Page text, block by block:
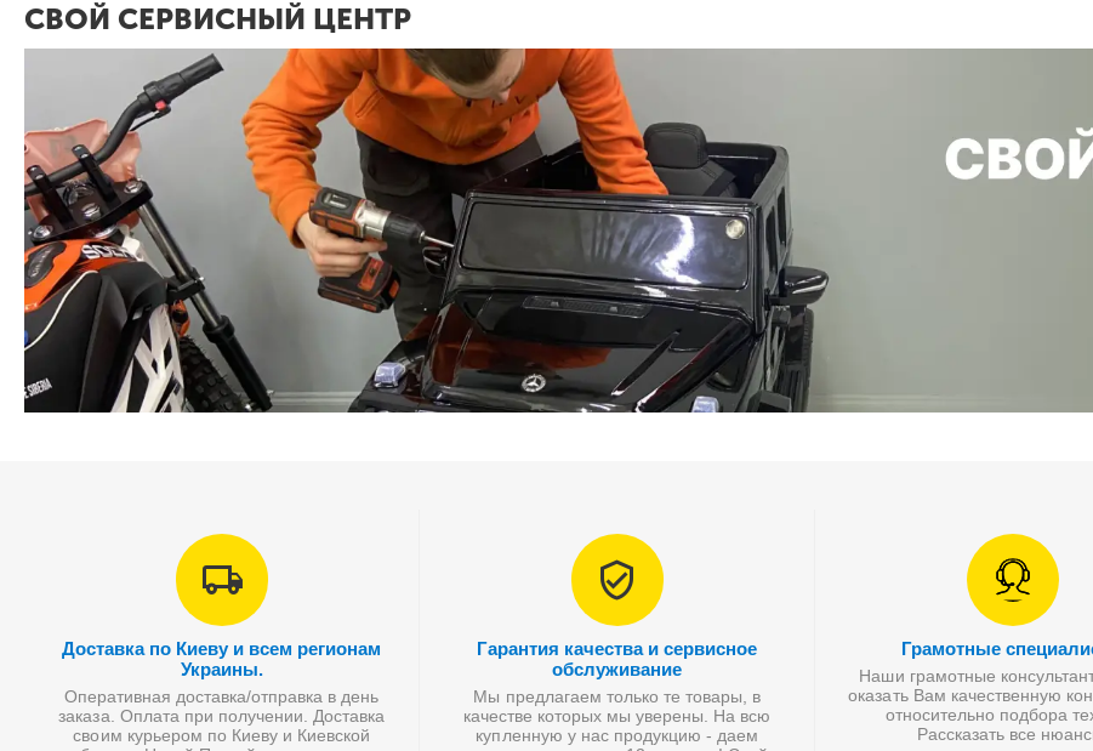
СВОЙ СЕРВИСНЫЙ ЦЕНТР
Доставка по Киеву и всем регионам
Украины.
Оперативная доставка/отправка в день
заказа. Оплата при получении. Доставка
своим курьером по Киеву и Киевской
Гарантия качества и сервисное
обслуживание
Мы предлагаем только те товары, в
качестве которых мы уверены. На всю
купленную у нас продукцию - даем
Грамотные
Наши грамотные
оказать Вам качественную
относительно подбора
Рассказать все